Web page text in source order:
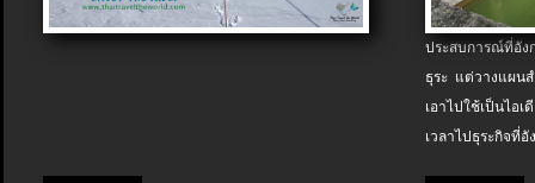
ประสบการณ์ที่อัง
ธุระ แต่วางแผน
เอาไปใช้เป็นไอ
เวลาไปธุระกิจที่อั